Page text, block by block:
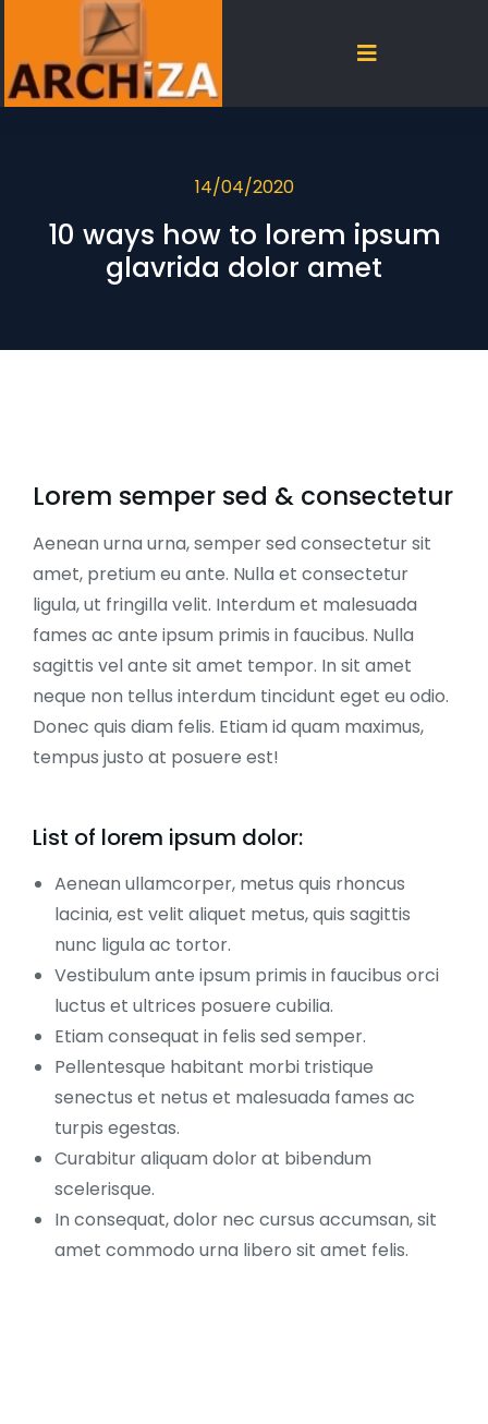
14/04/2020
10 ways how to lorem ipsum
glavrida dolor amet
Lorem semper sed & consectetur
Aenean urna urna, semper sed consectetur sit
amet, pretium eu ante. Nulla et consectetur
ligula, ut fringilla velit. Interdum et malesuada
fames ac ante ipsum primis in faucibus. Nulla
sagittis vel ante sit amet tempor. In sit amet
neque non tellus interdum tincidunt eget eu odio.
Donec quis diam felis. Etiam id quam maximus,
tempus justo at posuere est!
List of lorem ipsum dolor:
Aenean ullamcorper, metus quis rhoncus
lacinia, est velit aliquet metus, quis sagittis
nunc ligula ac tortor.
Vestibulum ante ipsum primis in faucibus orci
luctus et ultrices posuere cubilia.
Etiam consequat in felis sed semper.
Pellentesque habitant morbi tristique
senectus et netus et malesuada fames ac
turpis egestas.
Curabitur aliquam dolor at bibendum
scelerisque.
In consequat, dolor nec cursus accumsan, sit
amet commodo urna libero sit amet felis.